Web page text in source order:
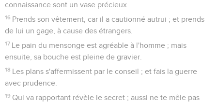
connaissance sont un vase précieux.
16 Prends son vêtement, car il a cautionné autrui ; et prends
de lui un gage, à cause des étrangers.
17 Le pain du mensonge est agréable à l'homme ; mais
ensuite, sa bouche est pleine de gravier.
18 Les plans s'affermissent par le conseil ; et fais la guerre
avec prudence.
19 Qui va rapportant révèle le secret ; aussi ne te mêle pas